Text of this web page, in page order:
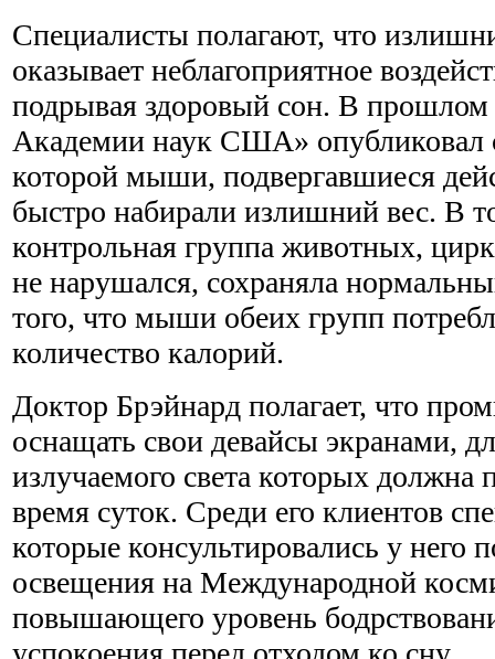
Специалисты полагают, что
оказывает неблагоприятное
подрывая здоровый сон. В
Академии наук США» опубликовал
которой мыши, подвергавшиеся
быстро набирали излишний вес. В
контрольная группа животных,
не нарушался, сохраняла
того, что мыши обеих групп
количество калорий.
Доктор Брэйнард полагает, что
оснащать свои девайсы экранами,
излучаемого света которых должна
время суток. Среди его клиентов
которые консультировались у него
освещения на Международной
повышающего уровень